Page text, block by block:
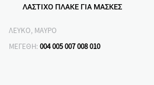
ΛΑΣΤΙΧΟ ΠΛΑΚΕ ΓΙΑ ΜΑΣΚΕΣ
ΛΕΥΚΟ, ΜΑΥΡΟ
ΜΕΓΕΘΗ: 004005007008010